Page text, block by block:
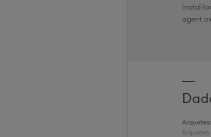
agent
Arquetes: